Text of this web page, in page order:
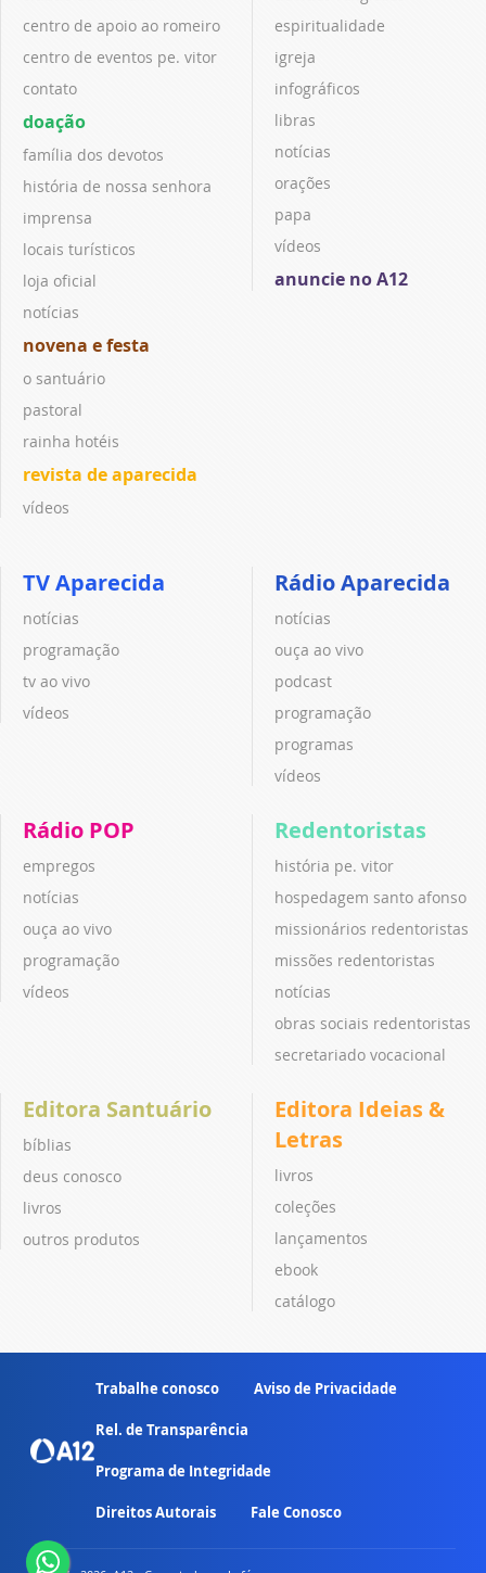
centro de apoio ao romeiro
centro de eventos pe. vitor
contato
doação
família dos devotos
história de nossa senhora
imprensa
locais turísticos
loja oficial
notícias
novena e festa
o santuário
pastoral
rainha hotéis
revista de aparecida
vídeos
espiritualidade
igreja
infográficos
libras
notícias
orações
papa
vídeos
anuncie no A12
TV Aparecida
notícias
programação
tv ao vivo
vídeos
Rádio Aparecida
notícias
ouça ao vivo
podcast
programação
programas
vídeos
Rádio POP
empregos
notícias
ouça ao vivo
programação
vídeos
Redentoristas
história pe. vitor
hospedagem santo afonso
missionários redentoristas
missões redentoristas
notícias
obras sociais redentoristas
secretariado vocacional
Editora Santuário
bíblias
deus conosco
livros
outros produtos
Editora Ideias &
Letras
livros
coleções
lançamentos
ebook
catálogo
Trabalhe conosco Aviso de Privacidade
Rel. de Transparência
Programa de Integridade
Direitos Autorais Fale Conosco